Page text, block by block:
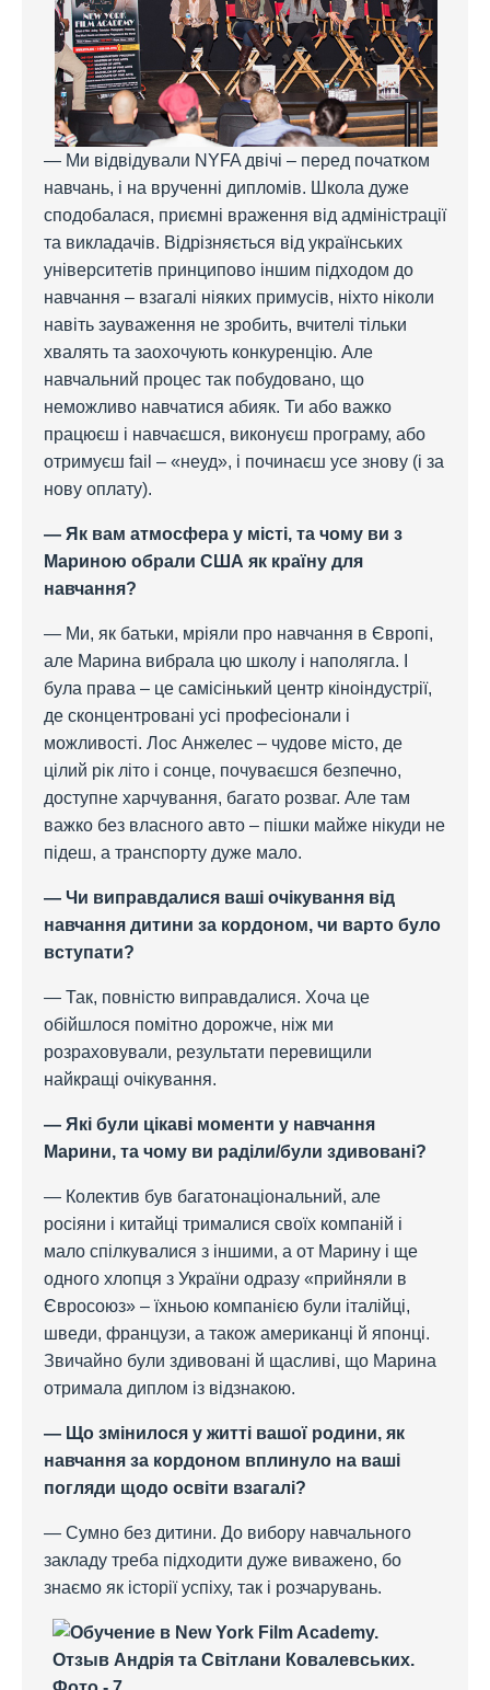
— Ми відвідували NYFA двічі – перед початком
навчань, і на врученні дипломів. Школа дуже
сподобалася, приємні враження від адміністрації
та викладачів. Відрізняється від українських
університетів принципово іншим підходом до
навчання – взагалі ніяких примусів, ніхто ніколи
навіть зауваження не зробить, вчителі тільки
хвалять та заохочують конкуренцію. Але
навчальний процес так побудовано, що
неможливо навчатися абияк. Ти або важко
працюєш і навчаєшся, виконуєш програму, або
отримуєш fail – «неуд», і починаєш усе знову (і за
нову оплату).
— Як вам атмосфера у місті, та чому ви з
Мариною обрали США як країну для
навчання?
— Ми, як батьки, мріяли про навчання в Європі,
але Марина вибрала цю школу і наполягла. І
була права – це самісінький центр кіноіндустрії,
де сконцентровані усі професіонали і
можливості. Лос Анжелес – чудове місто, де
цілий рік літо і сонце, почуваєшся безпечно,
доступне харчування, багато розваг. Але там
важко без власного авто – пішки майже нікуди не
підеш, а транспорту дуже мало.
— Чи виправдалися ваші очікування від
навчання дитини за кордоном, чи варто було
вступати?
— Так, повністю виправдалися. Хоча це
обійшлося помітно дорожче, ніж ми
розраховували, результати перевищили
найкращі очікування.
— Які були цікаві моменти у навчання
Марини, та чому ви раділи/були здивовані?
— Колектив був багатонаціональний, але
росіяни і китайці трималися своїх компаній і
мало спілкувалися з іншими, а от Марину і ще
одного хлопця з України одразу «прийняли в
Євросоюз» – їхньою компанією були італійці,
шведи, французи, а також американці й японці.
Звичайно були здивовані й щасливі, що Марина
отримала диплом із відзнакою.
— Що змінилося у житті вашої родини, як
навчання за кордоном вплинуло на ваші
погляди щодо освіти взагалі?
— Сумно без дитини. До вибору навчального
закладу треба підходити дуже виважено, бо
знаємо як історії успіху, так і розчарувань.